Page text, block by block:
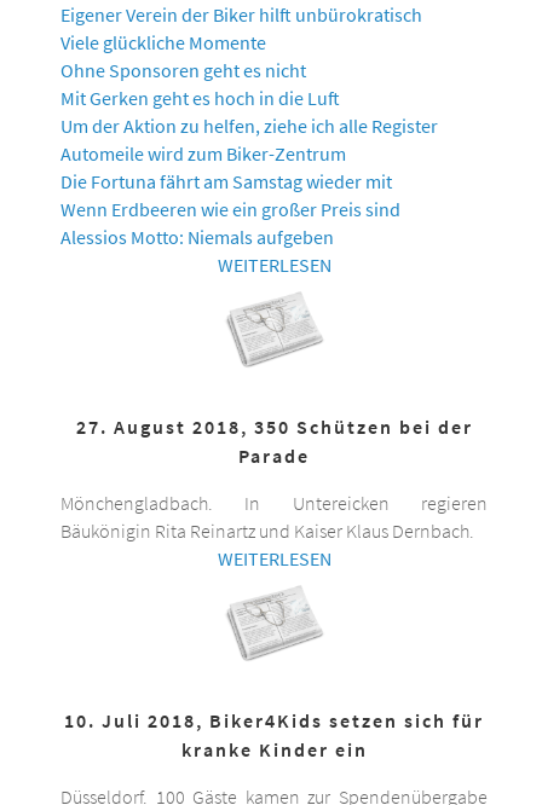
Eigener Verein der Biker hilft unbürokratisch
Viele glückliche Momente
Ohne Sponsoren geht es nicht
Mit Gerken geht es hoch in die Luft
Um der Aktion zu helfen, ziehe ich alle Register
Automeile wird zum Biker-Zentrum
Die Fortuna fährt am Samstag wieder mit
Wenn Erdbeeren wie ein großer Preis sind
Alessios Motto: Niemals aufgeben
WEITERLESEN
27. August 2018, 350 Schützen bei der
Parade
Mönchengladbach. In Untereicken regieren
Bäukönigin Rita Reinartz und Kaiser Klaus Dernbach.
WEITERLESEN
10. Juli 2018, Biker4Kids setzen sich für
kranke Kinder ein
Düsseldorf. 100 Gäste kamen zur Spendenübergabe